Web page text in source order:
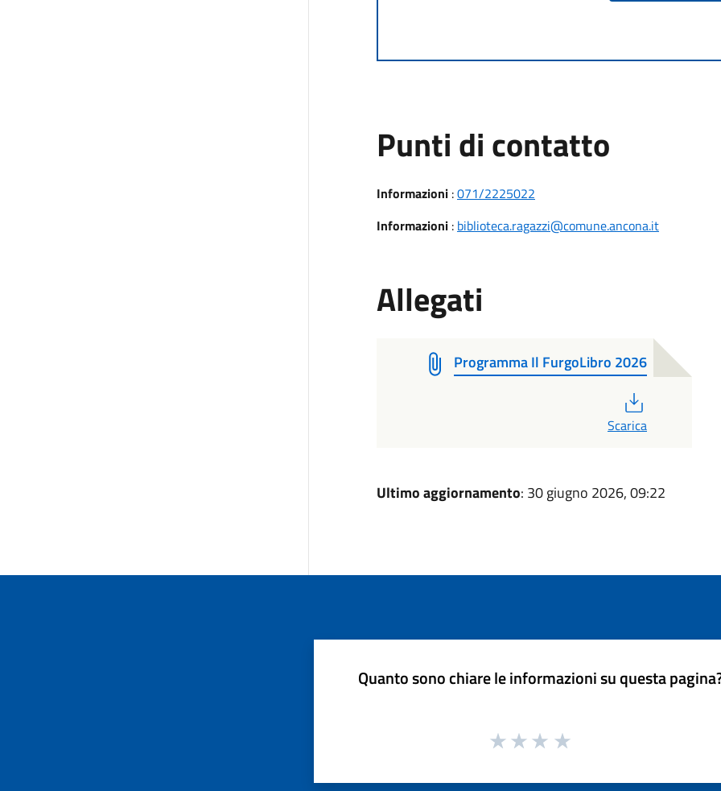
Punti di contatto
Informazioni:071/2225022
Informazioni: biblioteca.ragazzi@comune.ancona.it
Allegati
Programma Il FurgoLibro 2026
Scarica
Ultimo aggiornamento: 30 giugno 2026, 09:22
Quanto sono chiare le informazioni su questa